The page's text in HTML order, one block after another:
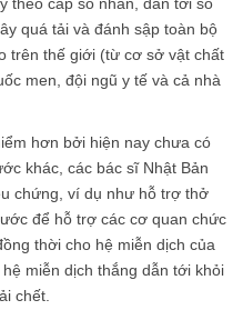
quá tải và đánh sập toàn bộ
trên thế giới (từ cơ sở vật chất
men, đội ngũ y tế và cả nhà
hơn bởi hiện nay chưa có
khác, các bác sĩ Nhật Bản
chứng, ví dụ như hỗ trợ thở
để hỗ trợ các cơ quan chức
thời cho hệ miễn dịch của
miễn dịch thắng dẫn tới khỏi
chết.